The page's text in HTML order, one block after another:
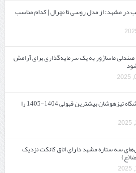
در مشهد: از مدل روسی تا نچرال | کدام مناسب
ماساژور به یک سرمایه‌گذاری برای آرامش
کدام آموزشگاه تیزهوشان بیشترین قبولی 1404-1405 را
سه ستاره مشهد دارای اتاق کانکت نزدیک